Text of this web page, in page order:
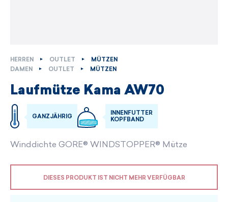
HERREN OUTLET
MÜTZEN
DAMEN
OUTLET MÜTZEN
Laufmütze Kama AW70
GANZJÄHRIG
INNENFUTTER
KOPFBAND
Winddichte GORE® WINDSTOPPER® Mütze
DIESES PRODUKT IST NICHT MEHR VERFÜGBAR